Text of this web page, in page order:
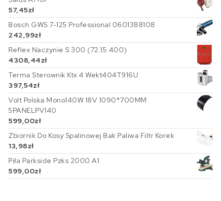
57,45zł
Bosch GWS 7-125 Professional 0601388108
242,99zł
Reflex Naczynie S 300 (72.15.400)
4308,44zł
Terma Sterownik Ktx 4 Wekt404T916U
397,54zł
Volt Polska Mono140W 18V 1090*700MM
5PANELPV140
599,00zł
Zbiornik Do Kosy Spalinowej Bak Paliwa Filtr Korek
13,98zł
Piła Parkside Pzks 2000 A1
599,00zł